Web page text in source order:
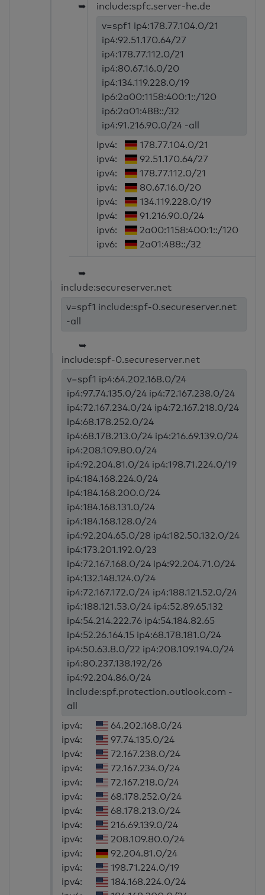
➥
include:spfc.server-he.de
v=spf1 ip4:178.77.104.0/21
ip4:92.51.170.64/27
ip4:178.77.112.0/21
ip4:80.67.16.0/20
ip4:134.119.228.0/19
ip6:2a00:1158:400:1::/120
ip6:2a01:488::/32
ip4:91.216.90.0/24 -all
ipv4:
178.77.104.0/21
ipv4:
92.51.170.64/27
ipv4:
178.77.112.0/21
ipv4:
80.67.16.0/20
ipv4:
134.119.228.0/19
ipv4:
91.216.90.0/24
ipv6:
2a00:1158:400:1::/120
ipv6:
2a01:488::/32
➥
include:secureserver.net
v=spf1 include:spf-0.secureserver.net
-all
➥
include:spf-0.secureserver.net
v=spf1 ip4:64.202.168.0/24
ip4:97.74.135.0/24 ip4:72.167.238.0/24
ip4:72.167.234.0/24 ip4:72.167.218.0/24
ip4:68.178.252.0/24
ip4:68.178.213.0/24 ip4:216.69.139.0/24
ip4:208.109.80.0/24
ip4:92.204.81.0/24 ip4:198.71.224.0/19
ip4:184.168.224.0/24
ip4:184.168.200.0/24
ip4:184.168.131.0/24
ip4:184.168.128.0/24
ip4:92.204.65.0/28 ip4:182.50.132.0/24
ip4:173.201.192.0/23
ip4:72.167.168.0/24 ip4:92.204.71.0/24
ip4:132.148.124.0/24
ip4:72.167.172.0/24 ip4:188.121.52.0/24
ip4:188.121.53.0/24 ip4:52.89.65.132
ip4:54.214.222.76 ip4:54.184.82.65
ip4:52.26.164.15 ip4:68.178.181.0/24
ip4:50.63.8.0/22 ip4:208.109.194.0/24
ip4:80.237.138.192/26
ip4:92.204.86.0/24
include:spf.protection.outlook.com -
all
ipv4:
64.202.168.0/24
ipv4:
97.74.135.0/24
ipv4:
72.167.238.0/24
ipv4:
72.167.234.0/24
ipv4:
72.167.218.0/24
ipv4:
68.178.252.0/24
ipv4:
68.178.213.0/24
ipv4:
216.69.139.0/24
ipv4:
208.109.80.0/24
ipv4:
92.204.81.0/24
ipv4:
198.71.224.0/19
ipv4:
184.168.224.0/24